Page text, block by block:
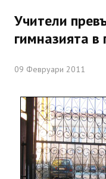
Важни телефонни
ЗА РЕГИОНА
Бележити дупничани
История
Учители
гимназията в
09 Февруари 2011